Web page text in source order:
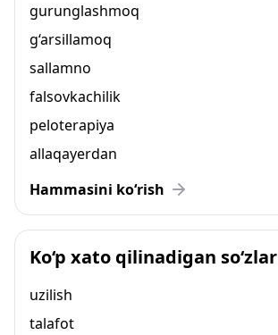
gurunglashmoq
g‘arsillamoq
sallamno
falsovkachilik
peloterapiya
allaqayerdan
Hammasini ko‘rish
Ko‘p xato qilinadigan so‘zlar
uzilish
talafot